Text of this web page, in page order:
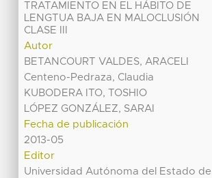
TRATAMIENTO EN EL HÁBITO DE
LENGTUA BAJA EN MALOCLUSIÓN
CLASE III
Autor
BETANCOURT VALDES, ARACELI
Centeno-Pedraza, Claudia
KUBODERA ITO, TOSHIO
LÓPEZ GONZÁLEZ, SARAI
Fecha de publicación
2013-05
Editor
Universidad Autónoma del Estado de